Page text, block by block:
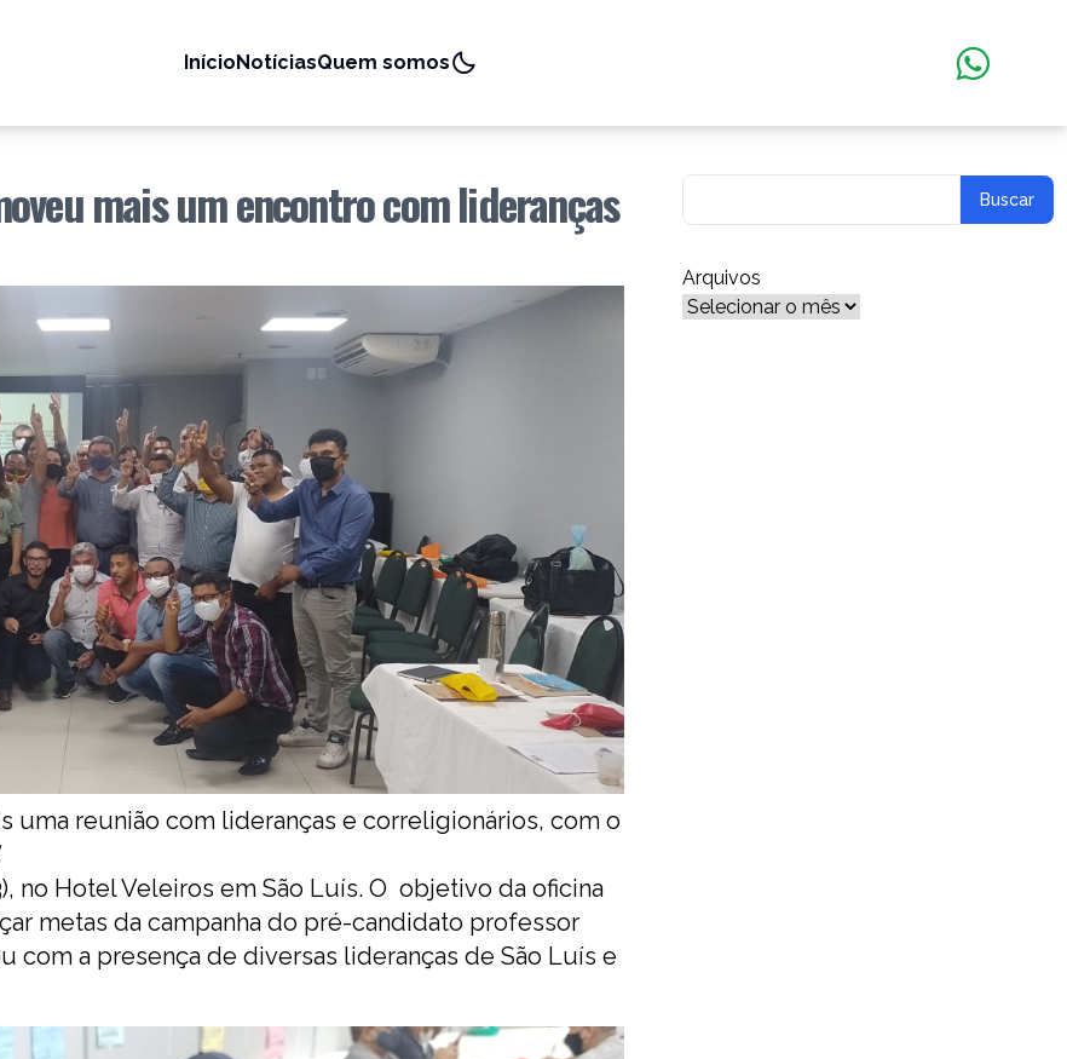
InícioNotíciasQuem somos
mais um encontro com lideranças
uma reunião com lideranças e correligionários, com o
no Hotel Veleiros em São Luís. O objetivo da oficina
metas da campanha do pré-candidato professor
com a presença de diversas lideranças de São Luís e
Arquivos
Arquivos